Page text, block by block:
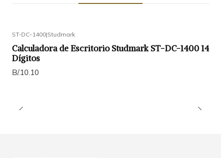
ST-DC-1400|Studmark
Calculadora de Escritorio Studmark ST-DC-1400 14
Dígitos
B/.10.10